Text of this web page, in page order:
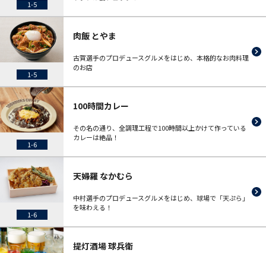
1-5
1-5
肉飯 とやま
古賀選手のプロデュースグルメをはじめ、本格的なお肉料理
のお店
1-6
100時間カレー
その名の通り、全調理工程で100時間以上かけて作っている
カレーは絶品！
1-6
天婦羅 なかむら
中村選手のプロデュースグルメをはじめ、球場で「天ぷら」
を味わえる！
提灯酒場 球兵衛